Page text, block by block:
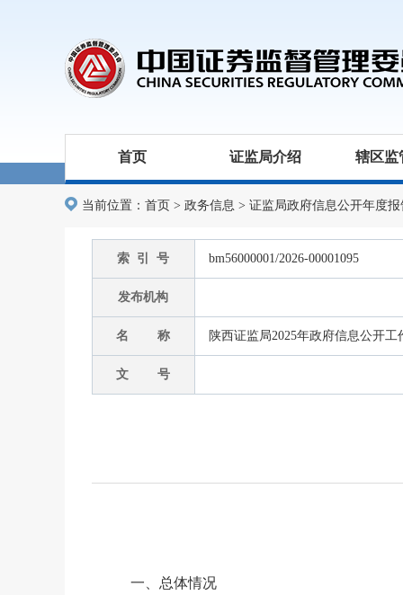
首页 证监局介绍 辖区监
当前位置： 首页 > 政务信息 > 证监局政府信息公开年度报
索 引 号 bm56000001/2026-00001095
发布机构
名 称 陕西证监局2025年政府信息公开工
文 号
一、总体情况